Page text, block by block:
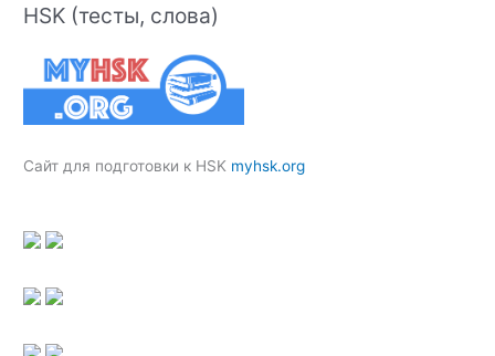
HSK (тесты, слова)
Сайт для подготовки к HSK myhsk.org